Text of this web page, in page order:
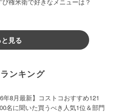
び権米衛で好きなメニューは？
と見る
ンキング
年8月最新】コストコおすすめ121
名に聞いた買うべき人気1位＆部門